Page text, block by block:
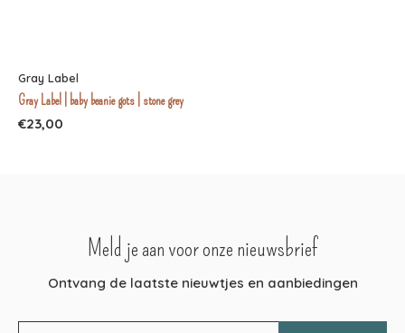
Gray Label
Gray Label | baby beanie gots | stone grey
€23,00
Meld je aan voor onze nieuwsbrief
Ontvang de laatste nieuwtjes en aanbiedingen